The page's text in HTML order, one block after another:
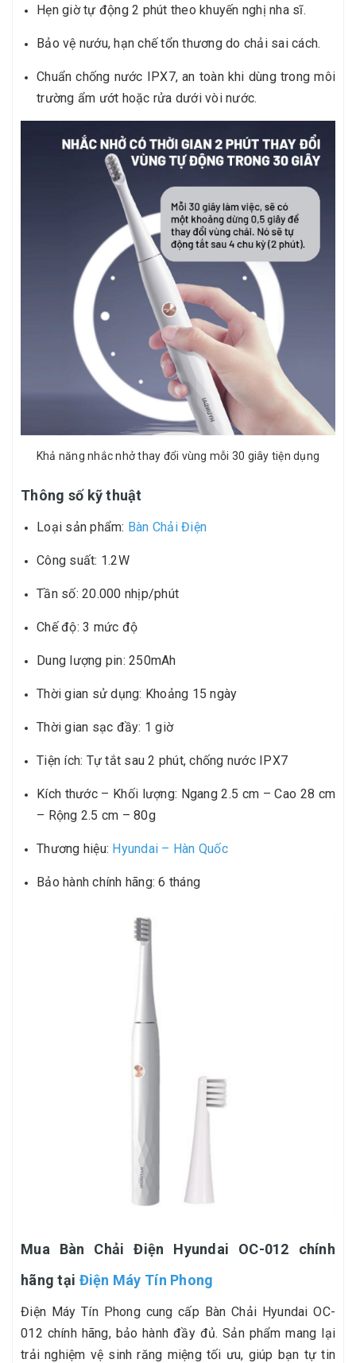
Hẹn giờ tự động 2 phút theo khuyến nghị nha sĩ.
Bảo vệ nướu, hạn chế tổn thương do chải sai cách.
Chuẩn chống nước IPX7, an toàn khi dùng trong môi
trường ẩm ướt hoặc rửa dưới vòi nước.
Khả năng nhắc nhở thay đổi vùng mỗi 30 giây tiện dụng
Thông số kỹ thuật
Loại sản phẩm: Bàn Chải Điện
Công suất: 1.2W
Tần số: 20.000 nhịp/phút
Chế độ: 3 mức độ
Dung lượng pin: 250mAh
Thời gian sử dụng: Khoảng 15 ngày
Thời gian sạc đầy: 1 giờ
Tiện ích: Tự tắt sau 2 phút, chống nước IPX7
Kích thước – Khối lượng: Ngang 2.5 cm – Cao 28 cm
– Rộng 2.5 cm – 80g
Thương hiệu: Hyundai – Hàn Quốc
Bảo hành chính hãng: 6 tháng
Mua Bàn Chải Điện Hyundai OC-012 chính
hãng tại Điện Máy Tín Phong
Điện Máy Tín Phong cung cấp Bàn Chải Hyundai OC-
012 chính hãng, bảo hành đầy đủ. Sản phẩm mang lại
trải nghiệm vệ sinh răng miệng tối ưu, giúp bạn tự tin